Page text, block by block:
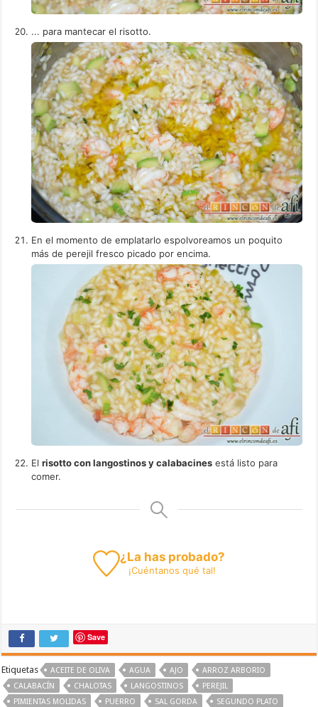
... para mantecar el risotto.
En el momento de emplatarlo espolvoreamos un poquito
más de perejil fresco picado por encima.
Elrisotto con langostinos y calabacines está listo para
comer.
¿La has probado?
¡Cuéntanos qué tal!
Save
Etiquetas ACEITE DE OLIVA AGUA AJO
ARROZ ARBORIO
CALABACÍN
CHALOTAS LANGOSTINOS
PEREJIL
PIMIENTAS MOLIDAS
PUERRO SAL GORDA
SEGUNDO PLATO